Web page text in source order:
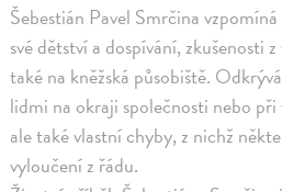
Šebestián Pavel Smrčina
své dětství a dospívání, zkušenosti
také na kněžská působiště.
lidmi na okraji společnosti nebo
ale také vlastní chyby, z nichž
vyloučení z řádu.